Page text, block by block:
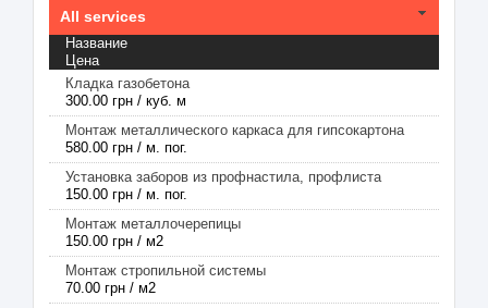
All services
Название
Цена
Кладка газобетона
300.00 грн / куб. м
Монтаж металлического каркаса для гипсокартона
580.00 грн / м. пог.
Установка заборов из профнастила, профлиста
150.00 грн / м. пог.
Монтаж металлочерепицы
150.00 грн / м2
Монтаж стропильной системы
70.00 грн / м2